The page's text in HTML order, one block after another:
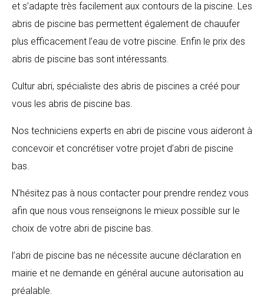
et s’adapte très facilement aux contours de la piscine. Les
abris de piscine bas permettent également de chauufer
plus efficacement l’eau de votre piscine. Enfin le prix des
abris de piscine bas sont intéressants.
Cultur abri, spécialiste des abris de piscines a créé pour
vous les abris de piscine bas.
Nos techniciens experts en abri de piscine vous aideront à
concevoir et concrétiser votre projet d’abri de piscine
bas.
N’hésitez pas à nous contacter pour prendre rendez vous
afin que nous vous renseignons le mieux possible sur le
choix de votre abri de piscine bas.
l’abri de piscine bas ne nécessite aucune déclaration en
mairie et ne demande en général aucune autorisation au
préalable.